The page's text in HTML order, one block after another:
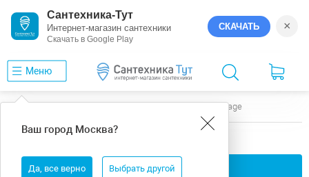
Сантехника-Тут
Интернет-магазин сантехники
Скачать в Google Play
СКАЧАТЬ ×
Меню
Ваш город Москва?
Да, все верно Выбрать другой
Mirage
Керамогранит матовая Mirage
Применить фильтры